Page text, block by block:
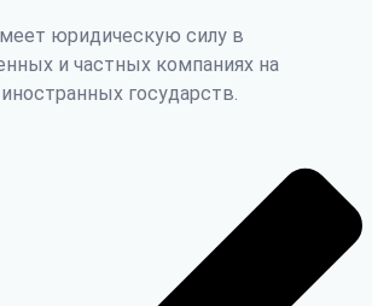
юридическую силу в
и частных компаниях на
государств.